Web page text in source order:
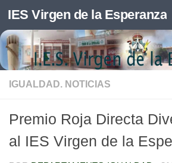
Saltar al contenido
IES Virgen de la Esperanza
IGUALDAD. NOTICIAS
Premio Roja Directa
al IES Virgen de la